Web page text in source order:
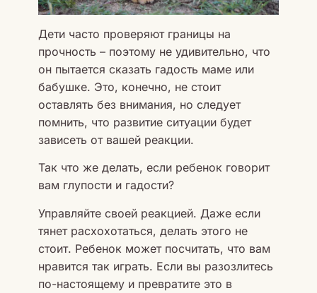
Дети часто проверяют границы на
прочность – поэтому не удивительно, что
он пытается сказать гадость маме или
бабушке. Это, конечно, не стоит
оставлять без внимания, но следует
помнить, что развитие ситуации будет
зависеть от вашей реакции.
Так что же делать, если ребенок говорит
вам глупости и гадости?
Управляйте своей реакцией. Даже если
тянет расхохотаться, делать этого не
стоит. Ребенок может посчитать, что вам
нравится так играть. Если вы разозлитесь
по-настоящему и превратите это в